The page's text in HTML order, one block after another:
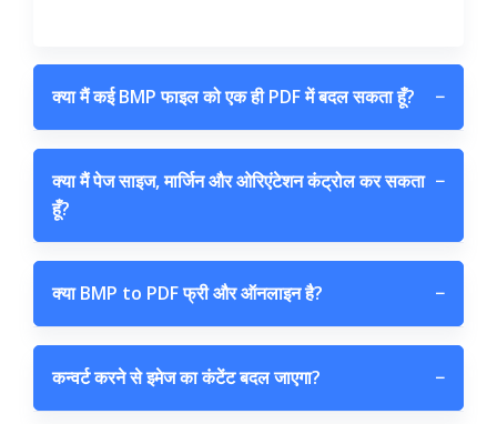
क्या मैं कई BMP फाइल को एक ही PDF में बदल सकता हूँ? −
क्या मैं पेज साइज, मार्जिन और ओरिएंटेशन कंट्रोल कर सकता
हूँ?
−
क्या BMP to PDF फ्री और ऑनलाइन है? −
कन्वर्ट करने से इमेज का कंटेंट बदल जाएगा? −